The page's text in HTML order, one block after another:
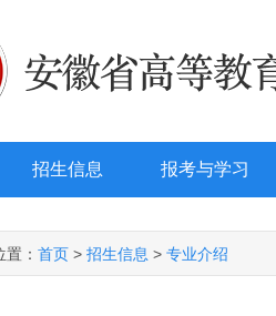
招生信息 报考与学习
： 首页 > 招生信息 > 专业介绍